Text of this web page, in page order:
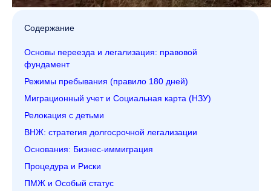
Содержание
Основы переезда и легализация: правовой
фундамент
Режимы пребывания (правило 180 дней)
Миграционный учет и Социальная карта (НЗУ)
Релокация с детьми
ВНЖ: стратегия долгосрочной легализации
Основания: Бизнес-иммиграция
Процедура и Риски
ПМЖ и Особый статус